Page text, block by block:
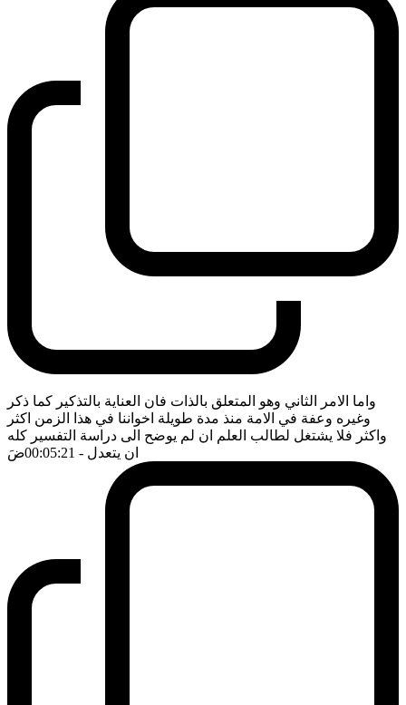
واما الامر الثاني وهو المتعلق بالذات فان العناية بالتذكير كما ذكر
وغيره وعفة في الامة منذ مدة طويلة اخواننا في هذا الزمن اكثر
واكثر فلا يشتغل لطالب العلم ان لم يوضح الى دراسة التفسير كله
ان يتعدل - 00:05:21 ضَ